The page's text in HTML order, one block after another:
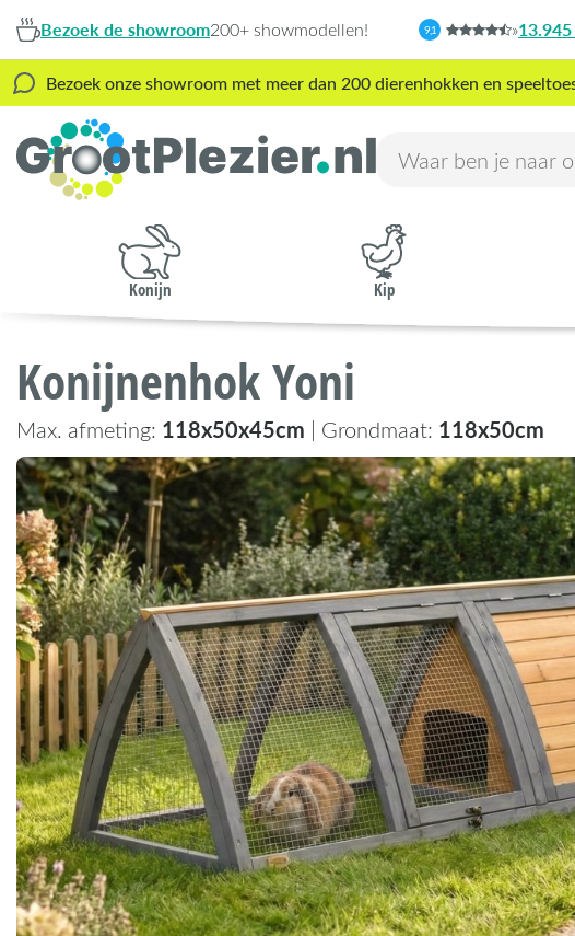
Bezoek de showroom200+ showmodellen! 9,1 »
Bezoek onze showroom met meer dan 200 dierenhokken en
Konijn Kip
Konijnenhok Yoni
Max. afmeting: 118x50x45cm | Grondmaat: 118x50cm